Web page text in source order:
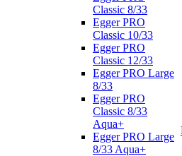
Classic 8/33
Egger PRO
Classic 10/33
Egger PRO
Classic 12/33
Egger PRO Large
8/33
Egger PRO
Classic 8/33
Aqua+
Egger PRO Large
8/33 Aqua+